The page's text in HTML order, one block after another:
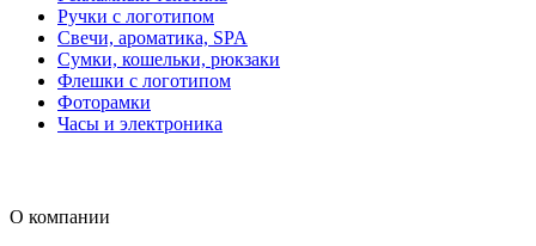
Ручки с логотипом
Свечи, ароматика, SPA
Сумки, кошельки, рюкзаки
Флешки с логотипом
Фоторамки
Часы и электроника
О компании